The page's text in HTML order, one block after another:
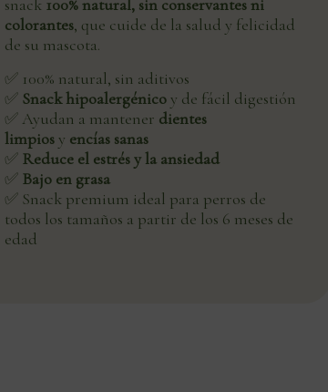
snack 100% natural, sin conservantes ni
colorantes, que cuide de la salud y felicidad
de su mascota.
✅ 100% natural, sin aditivos
✅ Snack hipoalergénicoy de fácil digestión
✅ Ayudan a mantener dientes
limpiosy encías sanas
✅ Reduce el estrés y la ansiedad
✅ Bajo en grasa
✅ Snack premium ideal para perros de
todos los tamaños a partir de los 6 meses de
edad